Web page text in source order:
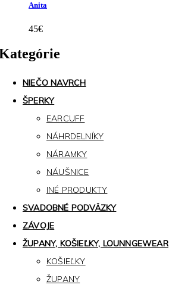
Anita
45€
NIEČO NAVRCH
ŠPERKY
EARCUFF
NÁHRDELNÍKY
NÁRAMKY
NÁUŠNICE
INÉ PRODUKTY
SVADOBNÉ PODVÄZKY
ZÁVOJE
ŽUPANY, KOŠIEĽKY, LOUNNGEWEAR
KOŠIEĽKY
ŽUPANY